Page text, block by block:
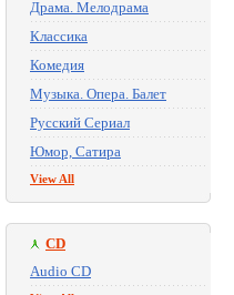
Драма. Мелодрама
Классика
Комедия
Музыка. Опера. Балет
Русский Сериал
Юмор, Сатира
View All
CD
Audio CD